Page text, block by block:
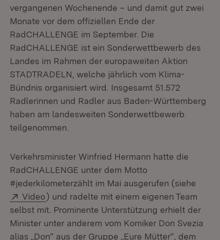
vergangenen Wochenende – und damit gut zwei
Monate vor dem offiziellen Ende der
RadCHALLENGE im September. Die
RadCHALLENGE ist ein Sonderwettbewerb des
Landes im Rahmen der europaweiten Aktion
STADTRADELN, welche jährlich vom Klima-
Bündnis organisiert wird. Insgesamt 51.572
Radlerinnen und Radler aus Baden-Württemberg
haben am landesweiten Sonderwettbewerb
teilgenommen.
Verkehrsminister Winfried Hermann hatte die
RadCHALLENGE unter dem Motto
#jederkilometerzählt im Mai ausgerufen (siehe
Extern:
Video(Öffnet in neuem Fenster)
) und radelte mit einem eigenen Team
selbst mit. Prominente Unterstützung erhielt der
Minister unter anderem vom Komiker Don Svezia
alias „Don“ aus der Gruppe „Eure Mütter“, dem